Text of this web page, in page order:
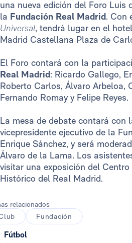
una nueva edición del Foro Luis
la Fundación Real Madrid. Con
Universal, tendrá lugar en el
Madrid Castellana Plaza de
El Foro contará con la
Real Madrid: Ricardo Gallego,
Roberto Carlos, Álvaro Arbeloa,
Fernando Romay y Felipe Reyes.
La mesa de debate contará con
vicepresidente ejecutivo de la
Enrique Sánchez, y será
Álvaro de la Lama. Los
visitar una exposición del
Histórico del Real Madrid.
relacionados
Fundación
Fútbol